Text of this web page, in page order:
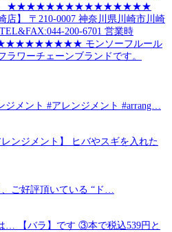
さい。 ★★★★★★★★★★★★★★★
店】 〒210-0007 神奈川県川崎市川崎
200-6701 営業時
モンソーフルール
ワーチェーンブランドです。
ジメント #アレンジメント #arrang…
ンジメント】 ヒバやスギを入れた
、ご好評頂いている “ド…
… 【バラ】です ③本で税込539円と